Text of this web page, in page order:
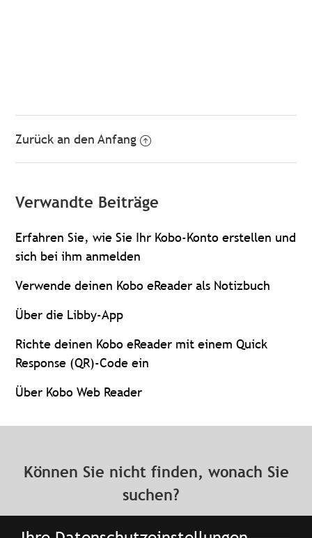
Zurück an den Anfang
Verwandte Beiträge
Erfahren Sie, wie Sie Ihr Kobo-Konto erstellen und
sich bei ihm anmelden
Verwende deinen Kobo eReader als Notizbuch
Über die Libby-App
Richte deinen Kobo eReader mit einem Quick
Response (QR)-Code ein
Über Kobo Web Reader
Können Sie nicht finden, wonach Sie
suchen?